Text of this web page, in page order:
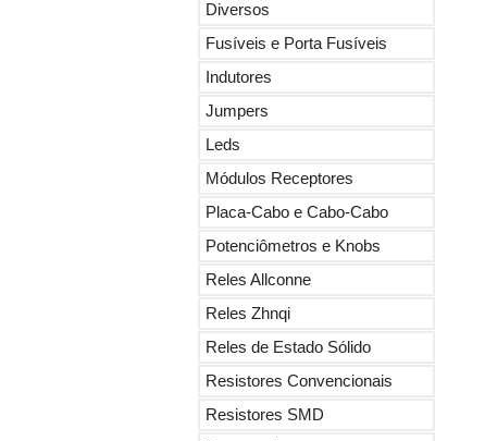
Diversos
Fusíveis e Porta Fusíveis
Indutores
Jumpers
Leds
Módulos Receptores
Placa-Cabo e Cabo-Cabo
Potenciômetros e Knobs
Reles Allconne
Reles Zhnqi
Reles de Estado Sólido
Resistores Convencionais
Resistores SMD